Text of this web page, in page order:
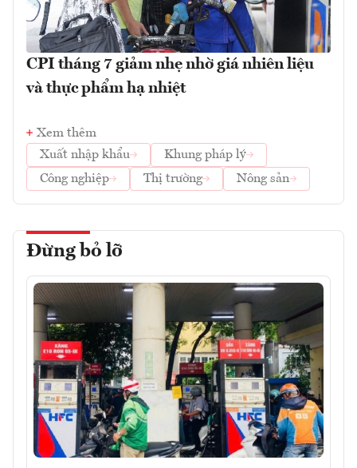
CPI tháng 7 giảm nhẹ nhờ giá nhiên liệu
và thực phẩm hạ nhiệt
Xem thêm
Xuất nhập khẩu
Khung pháp lý
Công nghiệp
Thị trường Nông sản
Đừng bỏ lỡ